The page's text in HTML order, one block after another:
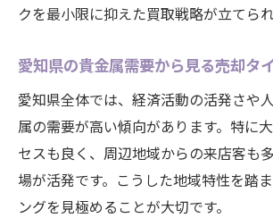
クを最小限に抑えた買取戦略が立てられ
愛知県の貴金属需要から見る売却タ
愛知県全体では、経済活動の活発さや
属の需要が高い傾向があります。特に
セスも良く、周辺地域からの来店客も
場が活発です。こうした地域特性を踏
ングを見極めることが大切です。